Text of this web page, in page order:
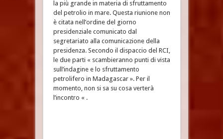
la più grande in materia di sfruttamento
del petrolio in mare. Questa riunione non
è citata nell’ordine del giorno
presidenziale comunicato dal
segretariato alla comunicazione della
presidenza. Secondo il dispaccio del RCI,
le due parti « scambieranno punti di vista
sull’indagine e lo sfruttamento
petrolifero in Madagascar ». Per il
momento, non si sa su cosa verterà
l’incontro « .